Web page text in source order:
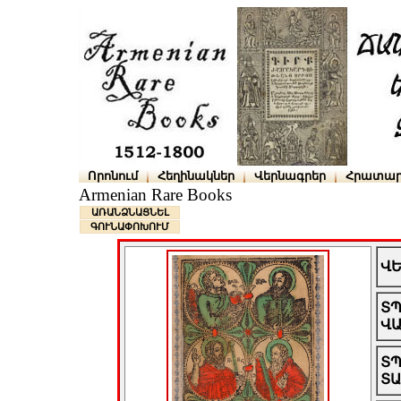
Որոնում Հեղինակներ Վերնագրեր
Armenian Rare Books
ԱՌԱՆՁՆԱՑՆԵԼ
ԳՈՒՆԱՓՈԽՈՒՄ